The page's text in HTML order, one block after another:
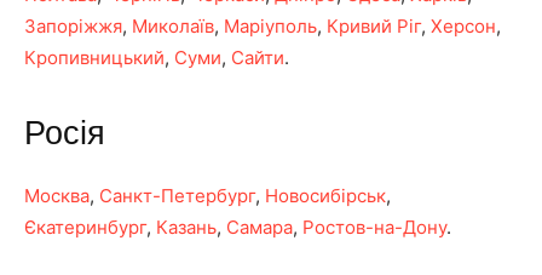
Запоріжжя, Миколаїв, Маріуполь, Кривий Ріг, Херсон,
Кропивницький, Суми, Сайти.
Росія
Москва, Санкт-Петербург, Новосибірськ,
Єкатеринбург, Казань, Самара, Ростов-на-Дону.